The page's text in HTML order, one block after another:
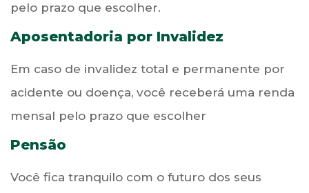
pelo prazo que escolher.
Aposentadoria por Invalidez
Em caso de invalidez total e permanente por
acidente ou doença, você receberá uma renda
mensal pelo prazo que escolher
Pensão
Você fica tranquilo com o futuro dos seus